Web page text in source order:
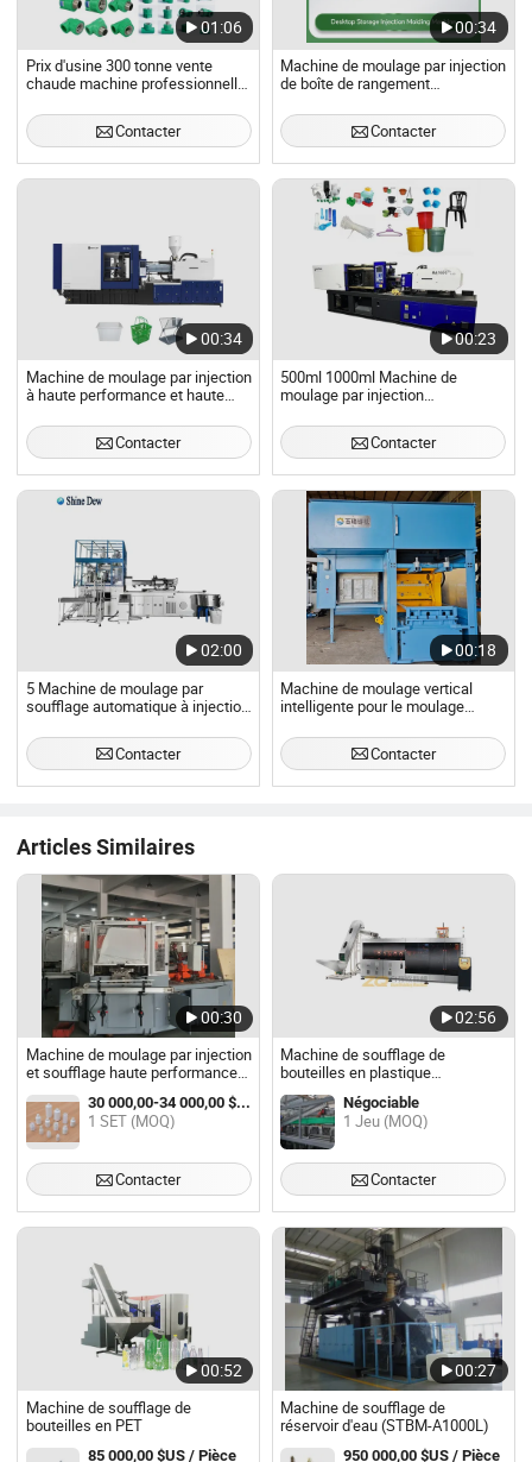
01:06
Prix d'usine 300 tonne vente
chaude machine professionnelle
PPR PE horizontale pour injection
Contacter
00:34
Machine de moulage par injection
de boîte de rangement
efficacité
Contacter
00:34
Machine de moulage par injection
à haute performance et haute
Contacter
00:23
500ml 1000ml Machine de
moulage par injection
vitesse pour préformes de
bouteilles en plastique d'eau
Contacter
02:00
5 Machine de moulage par
soufflage automatique à injection
de gallon
Contacter
00:18
Machine de moulage vertical
intelligente pour le moulage
construction
Contacter
Articles Similaires
00:30
Machine de moulage par injection
et soufflage haute performance
en plastique à bon prix
30 000,00-34 000,00 $US / SET
1 SET (MOQ)
Contacter
02:56
Machine de soufflage de
bouteilles en plastique
entièrement électrique à grande
vitesse
Négociable
1 Jeu (MOQ)
Contacter
00:52
Machine de soufflage de
bouteilles en PET
85 000,00 $US / Pièce
00:27
Machine de soufflage de
réservoir d'eau (STBM-A1000L)
950 000,00 $US / Pièce